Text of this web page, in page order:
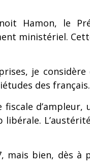
Hamon, le
ministériel.
je considère
des français.
d’ampleur,
mais bien, dès à